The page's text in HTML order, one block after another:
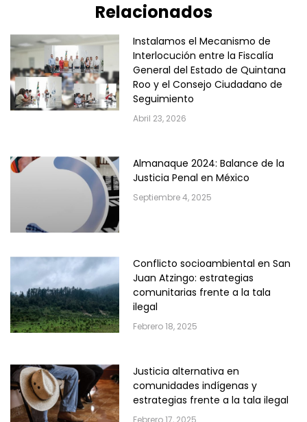
Relacionados
Instalamos el Mecanismo de
Interlocución entre la Fiscalía
General del Estado de Quintana
Roo y el Consejo Ciudadano de
Seguimiento
Abril 23, 2026
Almanaque 2024: Balance de la
Justicia Penal en México
Septiembre 4, 2025
Conflicto socioambiental en San
Juan Atzingo: estrategias
comunitarias frente a la tala
ilegal
Febrero 18, 2025
Justicia alternativa en
comunidades indígenas y
estrategias frente a la tala ilegal